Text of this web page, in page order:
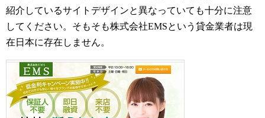
紹介しているサイトデザインと異なっていても十分に注意
してください。そもそも株式会社EMSという貸金業者は現
在日本に存在しません。